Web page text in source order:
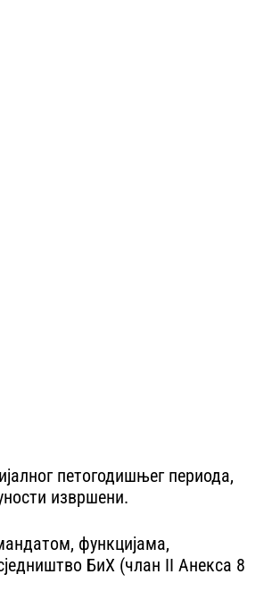
петогодишњег периода,
извршени.
функцијама,
БиХ (члан II Анекса 8